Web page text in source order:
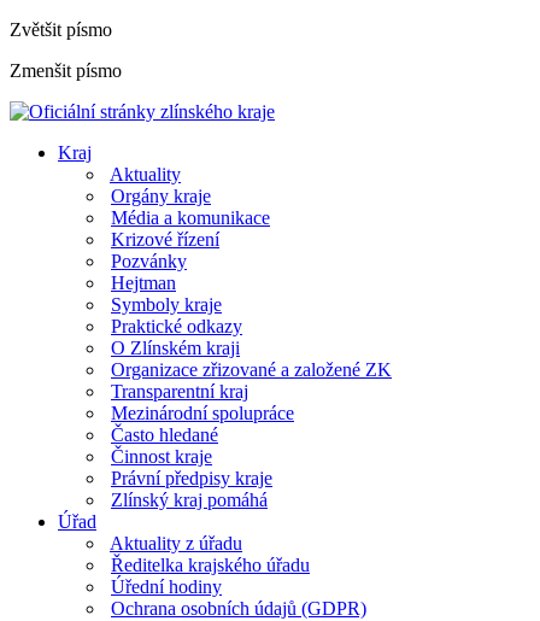
Zvětšit písmo
Zmenšit písmo
Kraj
Aktuality
Orgány kraje
Média a komunikace
Krizové řízení
Pozvánky
Hejtman
Symboly kraje
Praktické odkazy
O Zlínském kraji
Organizace zřizované a založené ZK
Transparentní kraj
Mezinárodní spolupráce
Často hledané
Činnost kraje
Právní předpisy kraje
Zlínský kraj pomáhá
Úřad
Aktuality z úřadu
Ředitelka krajského úřadu
Úřední hodiny
Ochrana osobních údajů (GDPR)